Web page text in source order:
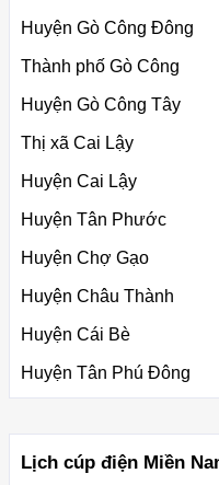
Huyện Gò Công Đông
Thành phố Gò Công
Huyện Gò Công Tây
Thị xã Cai Lậy
Huyện Cai Lậy
Huyện Tân Phước
Huyện Chợ Gạo
Huyện Châu Thành
Huyện Cái Bè
Huyện Tân Phú Đông
Lịch cúp điện Miền